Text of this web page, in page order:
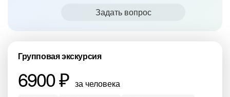
Задать вопрос
Групповая экскурсия
6900 ₽ за человека